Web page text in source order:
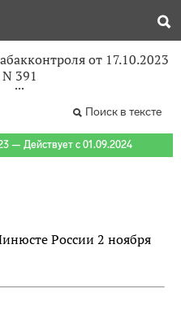
от 17.10.2023
N 391
Поиск в тексте
— Действует с 01.09.2024
России 2 ноября